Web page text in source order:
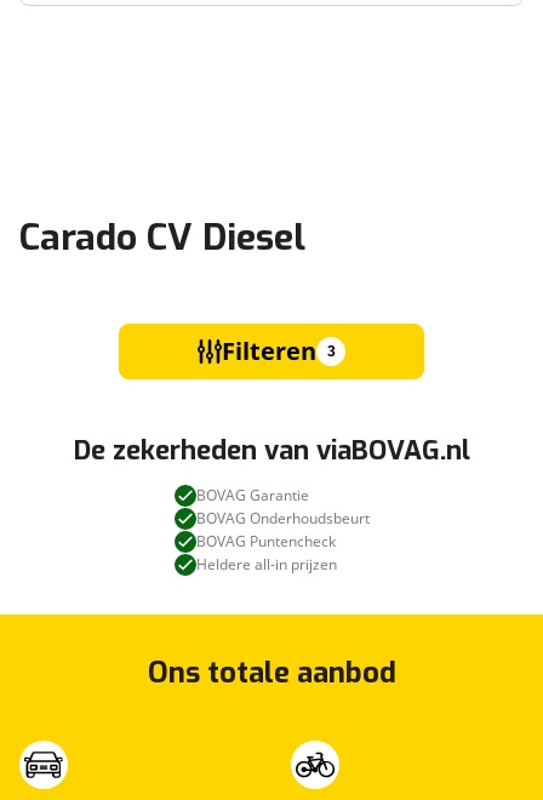
Carado CV Diesel
Filteren 3
De zekerheden van viaBOVAG.nl
BOVAG Garantie
BOVAG Onderhoudsbeurt
BOVAG Puntencheck
Heldere all-in prijzen
Ons totale aanbod